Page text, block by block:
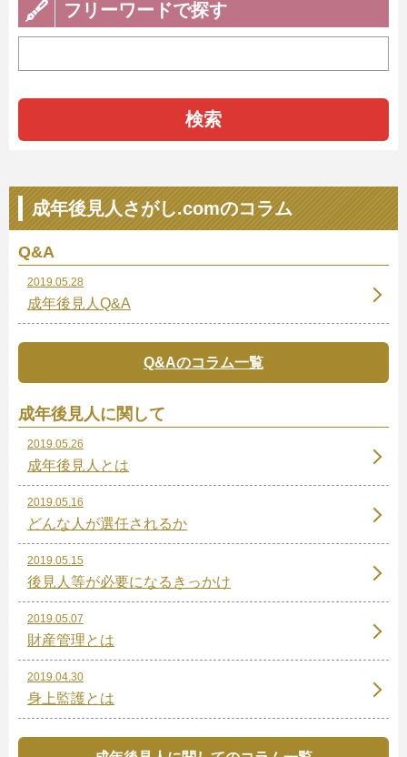
フリーワードで探す
検索
成年後見人さがし.comのコラム
Q&A
2019.05.28
成年後見人Q&A
Q&Aのコラム一覧
成年後見人に関して
2019.05.26
成年後見人とは
2019.05.16
どんな人が選任されるか
2019.05.15
後見人等が必要になるきっかけ
2019.05.07
財産管理とは
2019.04.30
身上監護とは